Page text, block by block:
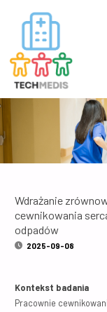
Wdrażanie
cewnikowania
odpadów
2025-09-08
Kontekst badania
Pracownie